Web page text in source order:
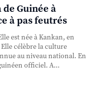
Guinée à
à pas feutrés
est née à Kankan, en
célèbre la culture
au niveau national. En
officiel. A...